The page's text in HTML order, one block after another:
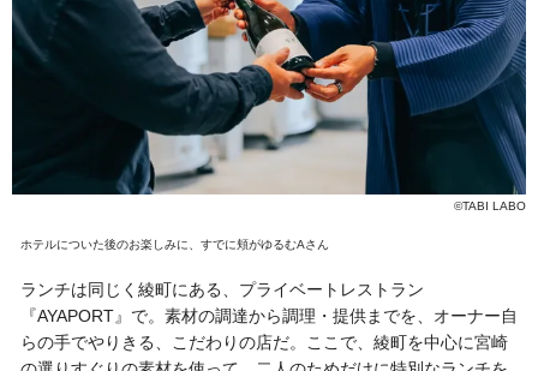
©TABI LABO
ホテルについた後のお楽しみに、すでに頬がゆるむAさん
ランチは同じく綾町にある、プライベートレストラン
『AYAPORT』で。素材の調達から調理・提供までを、オーナー自
らの手でやりきる、こだわりの店だ。ここで、綾町を中心に宮崎